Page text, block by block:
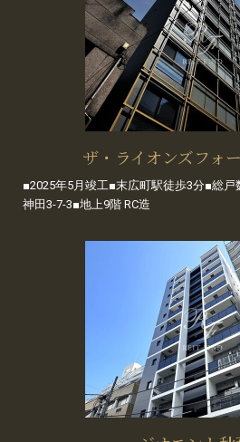
ザ・ライオンズフォ
■2025年5月竣工■末広町駅徒歩3分■総
神田3-7-3■地上9階 RC造